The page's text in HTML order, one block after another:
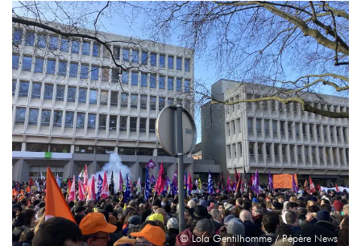
© Lola Gentilhomme / Pépère News